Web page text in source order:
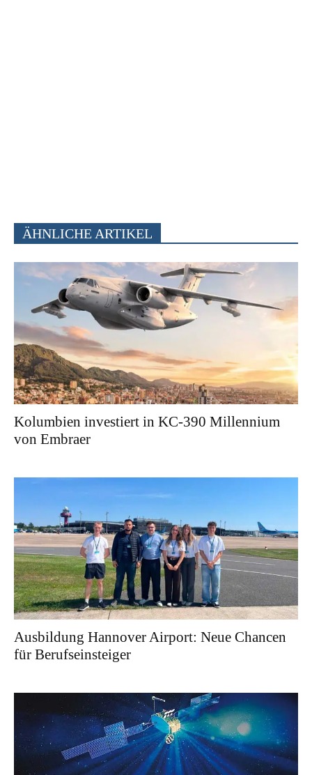
ÄHNLICHE ARTIKEL
Kolumbien investiert in KC-390 Millennium
von Embraer
Ausbildung Hannover Airport: Neue Chancen
für Berufseinsteiger